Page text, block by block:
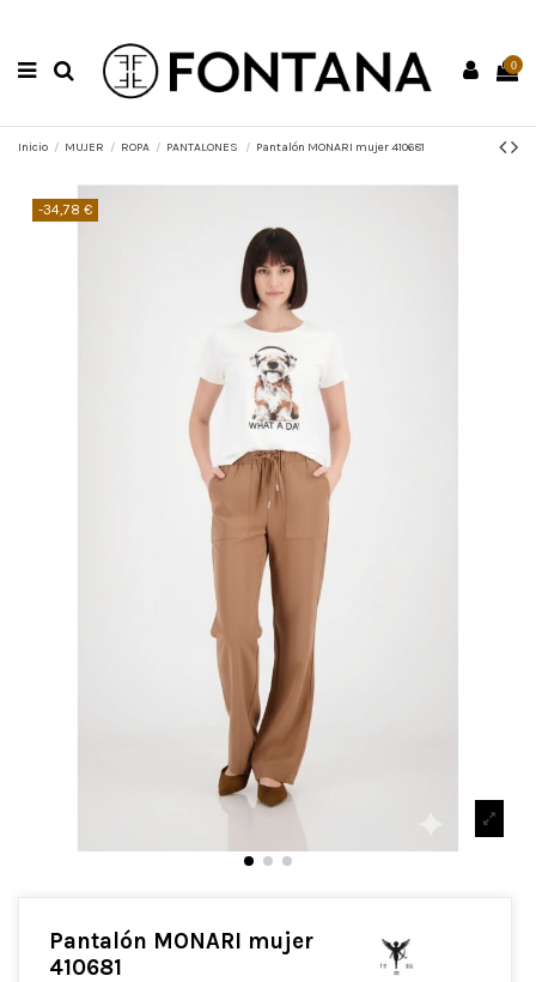
0
Inicio MUJER ROPA PANTALONES Pantalón MONARI mujer 410681
-34,78 €
Pantalón MONARI mujer
410681